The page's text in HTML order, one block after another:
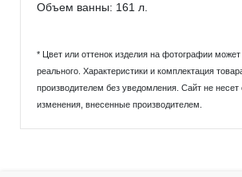
Объем ванны: 161 л.
* Цвет или оттенок изделия на фотографии может
реального. Характеристики и комплектация
производителем без уведомления. Сайт не несет
изменения, внесенные производителем.